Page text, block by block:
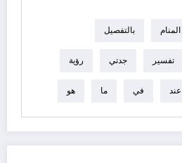
المنام بالتفصيل
تفسير جدتي رؤية
عند في ما هو